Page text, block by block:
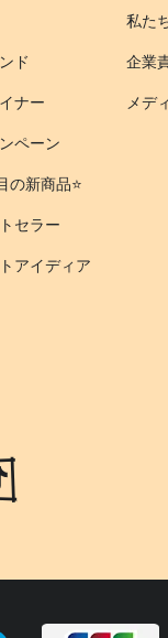
ド
ナー
ペーン
の新商品⭐️
セラー
アイディア
私た
企業
メデ